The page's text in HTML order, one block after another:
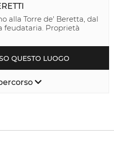
feudataria. Proprietà